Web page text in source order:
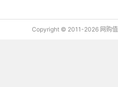
Copyright © 2011-2026 网购